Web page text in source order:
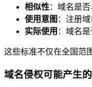
相似性：域名是
使用意图 ：注册
实际使用 ：域名
这些标准不仅在全国范
域名侵权可能产生